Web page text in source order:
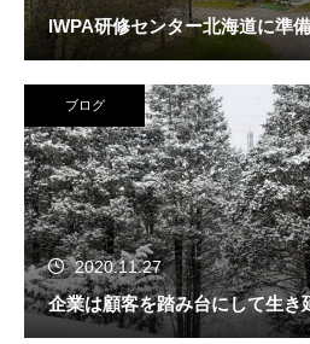
IWPA研修センター北海道に準
ブログ
2020.11.27
企業は顧客を踏み台にして生き